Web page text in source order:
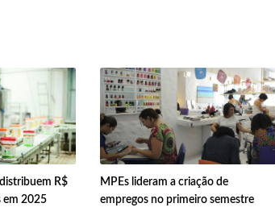
R$
em 2025
MPEs lideram a criação de
empregos no primeiro semestre